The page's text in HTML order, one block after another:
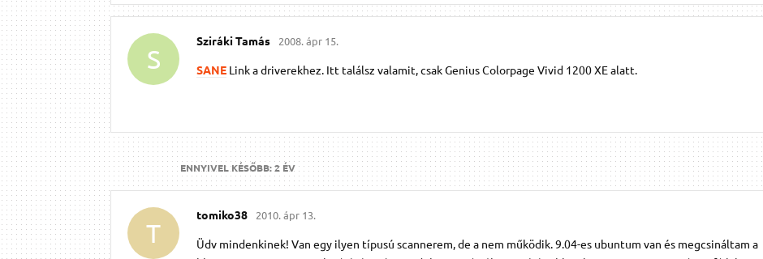
S
Sziráki Tamás 2008. ápr 15.
SANE Link a driverekhez. Itt találsz valamit, csak Genius Colorpage Vivid 1200 XE alatt.
ENNYIVEL KÉSŐBB:2 ÉV
T
tomiko38 2010. ápr 13.
Üdv mindenkinek! Van egy ilyen típusú scannerem, de a nem működik. 9.04-es ubuntum van és megcsináltam a